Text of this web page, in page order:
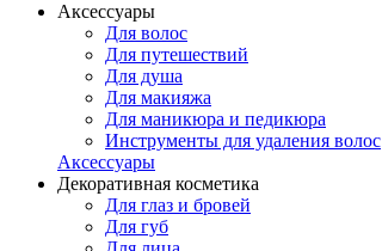
Аксессуары
Для волос
Для путешествий
Для душа
Для макияжа
Для маникюра и педикюра
Инструменты для удаления волос
Аксессуары
Декоративная косметика
Для глаз и бровей
Для губ